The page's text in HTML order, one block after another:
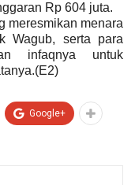
Rp 604 juta.
meresmikan menara
Wagub, serta para
infaqnya untuk
Google+